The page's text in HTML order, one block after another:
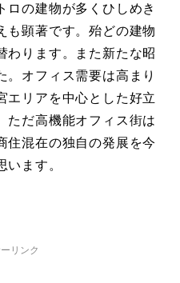
ロの建物が多くひしめき
も顕著です。殆どの建物
わります。また新たな昭
。オフィス需要は高まり
エリアを中心とした好立
ただ高機能オフィス街は
住混在の独自の発展を今
ます。
リンク